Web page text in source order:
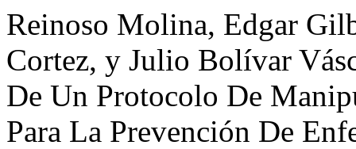
Reinoso Molina, Edgar
Cortez, y Julio Bolívar
De Un Protocolo De
Para La Prevención De